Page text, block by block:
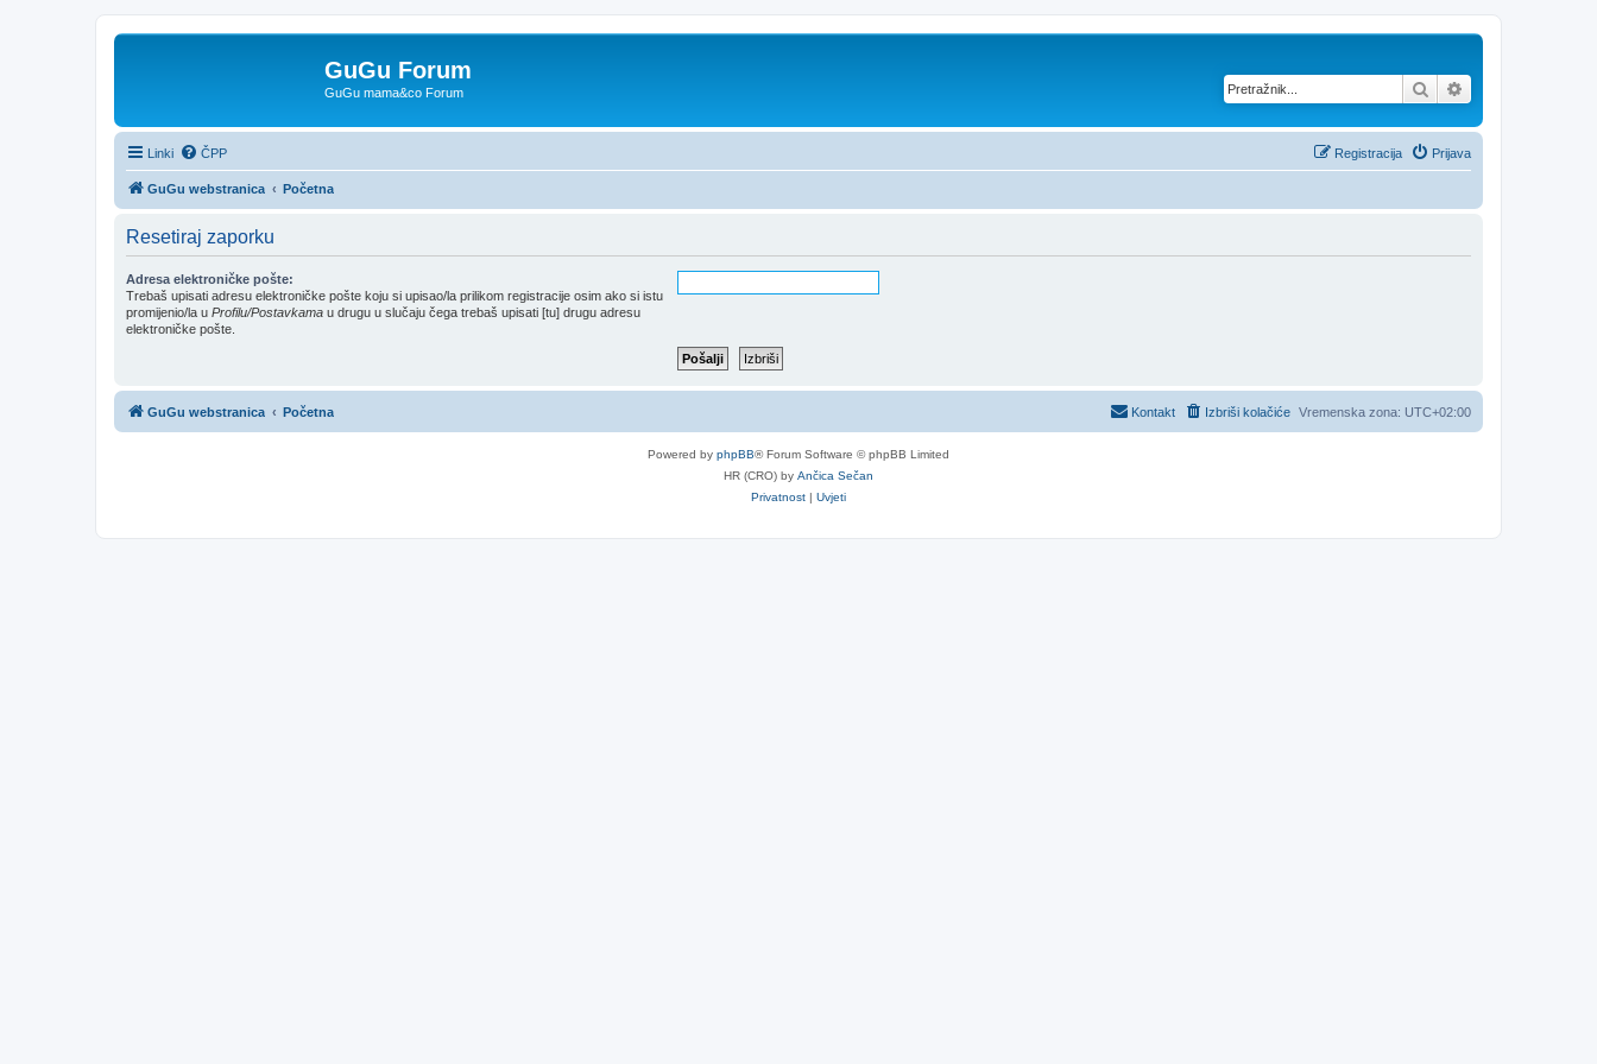
GuGu Forum
GuGu mama&co Forum Pretražnik
Linki ČPP Prijava
Registracija
GuGu webstranica Početna
Resetiraj zaporku
Adresa elektroničke pošte:
Trebaš upisati adresu elektroničke pošte koju si upisao/la prilikom registracije osim ako si istu
promijenio/la u Profilu/Postavkama u drugu u slučaju čega trebaš upisati [tu] drugu adresu
elektroničke pošte.
GuGu webstranica Početna Vremenska zona: UTC+02:00
Izbriši kolačiće
Kontakt
Powered by phpBB® Forum Software © phpBB Limited
HR (CRO) by Ančica Sečan
Privatnost | Uvjeti